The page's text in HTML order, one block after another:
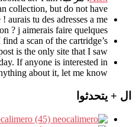
collection, but do not have..
! aurais tu des adresses a me
? j aimerais faire quelques..
a scan of the cartridge’s
is the only site that I saw...
If anyone is interested in
about it, let me know.
ال + يتحدثوا